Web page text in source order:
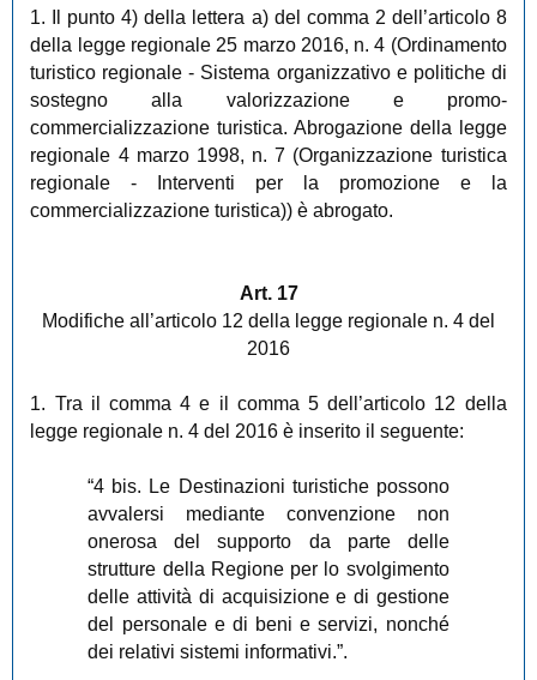
1. Il punto 4) della lettera a) del comma 2 dell’articolo 8
della legge regionale 25 marzo 2016, n. 4 (Ordinamento
turistico regionale - Sistema organizzativo e politiche di
sostegno alla valorizzazione e promo-
commercializzazione turistica. Abrogazione della legge
regionale 4 marzo 1998, n. 7 (Organizzazione turistica
regionale - Interventi per la promozione e la
commercializzazione turistica)) è abrogato.
Art. 17
Modifiche all’articolo 12 della legge regionale n. 4 del
2016
1. Tra il comma 4 e il comma 5 dell’articolo 12 della
legge regionale n. 4 del 2016 è inserito il seguente:
“4 bis. Le Destinazioni turistiche possono
avvalersi mediante convenzione non
onerosa del supporto da parte delle
strutture della Regione per lo svolgimento
delle attività di acquisizione e di gestione
del personale e di beni e servizi, nonché
dei relativi sistemi informativi.”.